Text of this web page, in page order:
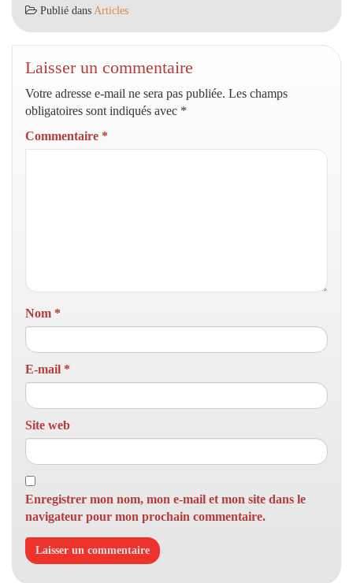
Publié dans Articles
Laisser un commentaire
Votre adresse e-mail ne sera pas publiée. Les champs
obligatoires sont indiqués avec *
Commentaire *
Nom *
E-mail *
Site web
Enregistrer mon nom, mon e-mail et mon site dans le
navigateur pour mon prochain commentaire.